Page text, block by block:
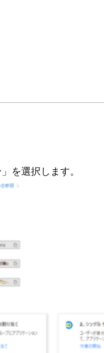
を選択します。